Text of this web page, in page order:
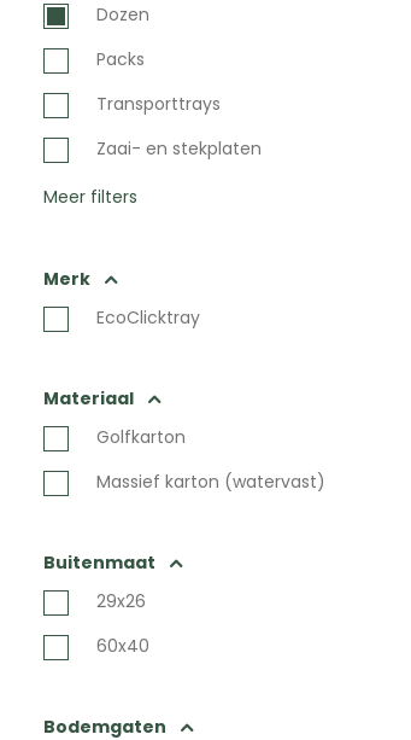
Dozen
Packs
Transporttrays
Zaai- en stekplaten
Meer filters
Merk
EcoClicktray
Materiaal
Golfkarton
Massief karton (watervast)
Buitenmaat
29x26
60x40
Bodemgaten